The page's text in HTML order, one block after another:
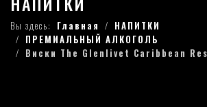
Вы здесь: Главная
НАПИТКИ
ПРЕМИАЛЬНЫЙ АЛКОГОЛЬ
Виски The Glenlivet Caribbean